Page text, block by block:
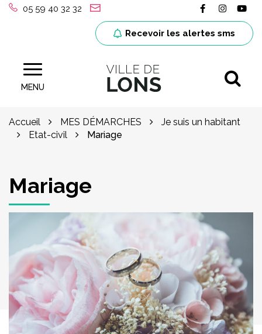
Gestion des traceurs
05 59 40 32 32 Lien vers le
Lien
Recevoir les alertes sms
MENU Site officiel de la ville de Lons (64)
Accueil MES DÉMARCHES
Je suis un habitant
Etat-civil
Mariage
Mariage